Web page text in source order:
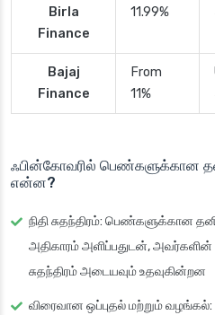
Birla
Finance
11.99%
Bajaj
Finance
From
11%
ஃபின்கோவரில் பெண்களுக்கான
என்ன?
நிதி சுதந்திரம்: பெண்களுக்கான
அதிகாரம் அளிப்பதுடன்,
சுதந்திரம் அடையவும் உதவுகின்றன
விரைவான ஒப்புதல் மற்றும் வழங்கல்